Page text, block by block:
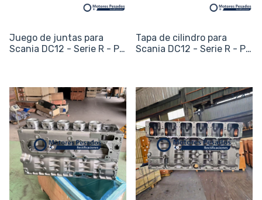
Juego de juntas para
Scania DC12 - Serie R - P -
Tapa de cilindro para
Scania DC12 - Serie R - P -
1/4 1/4